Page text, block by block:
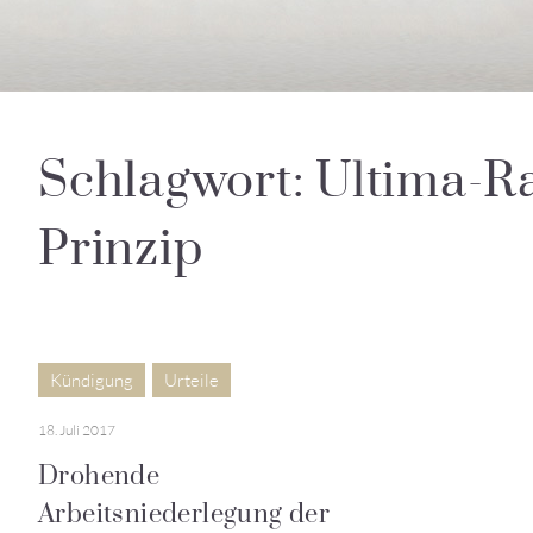
Schlagwort: Ultima-
Prinzip
Kündigung Urteile
18. Juli 2017
Drohende
Arbeitsniederlegung der